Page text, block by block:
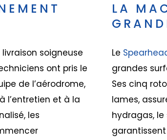
soigneuse
ont pris le
de l’aérodrome,
l’entretien et à la
les
LA
Le
grandes
Ses cinq
lames,
hydragas, le